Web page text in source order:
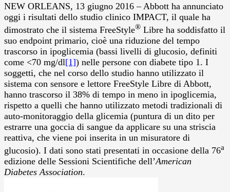
NEW ORLEANS, 13 giugno 2016 – Abbott ha annunciato
oggi i risultati dello studio clinico IMPACT, il quale ha
dimostrato che il sistema FreeStyle® Libre ha soddisfatto il
suo endpoint primario, cioè una riduzione del tempo
trascorso in ipoglicemia (bassi livelli di glucosio, definiti
come <70 mg/dl[1]) nelle persone con diabete tipo 1. I
soggetti, che nel corso dello studio hanno utilizzato il
sistema con sensore e lettore FreeStyle Libre di Abbott,
hanno trascorso il 38% di tempo in meno in ipoglicemia,
rispetto a quelli che hanno utilizzato metodi tradizionali di
auto-monitoraggio della glicemia (puntura di un dito per
estrarre una goccia di sangue da applicare su una striscia
reattiva, che viene poi inserita in un misuratore di
glucosio). I dati sono stati presentati in occasione della 76a
edizione delle Sessioni Scientifiche dell’American
Diabetes Association.